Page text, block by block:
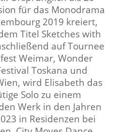
für das Monodrama
2019 kreiert,
Titel Sketches with
auf Tournee
Weimar, Wonder
Toskana und
wird Elisabeth das
Solo zu einem
Werk in den Jahren
in Residenzen bei